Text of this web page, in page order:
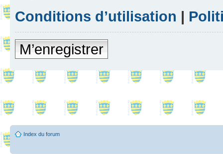
Conditions d’utilisation |
M’enregistrer
Index du forum